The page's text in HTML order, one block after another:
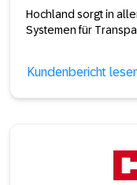
Hochland sorgt in
Systemen für
Kundenbericht